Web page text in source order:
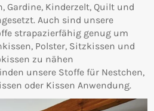
Gardine, Kinderzelt, Quilt und
Auch sind unsere
strapazierfähig genug um
Polster, Sitzkissen und
zu nähen
unsere Stoffe für Nestchen,
oder Kissen Anwendung.